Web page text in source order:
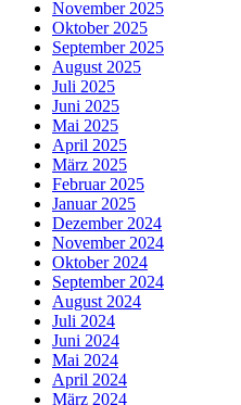
November 2025
Oktober 2025
September 2025
August 2025
Juli 2025
Juni 2025
Mai 2025
April 2025
März 2025
Februar 2025
Januar 2025
Dezember 2024
November 2024
Oktober 2024
September 2024
August 2024
Juli 2024
Juni 2024
Mai 2024
April 2024
März 2024